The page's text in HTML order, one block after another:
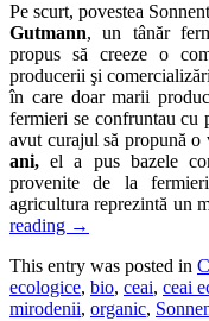
Pe scurt, povestea
Gutmann, un tânăr
propus să creeze o
producerii şi
în care doar marii
fermieri se confruntau cu
avut curajul să propună
ani,el a pus bazele
provenite de la
agricultura reprezintă un
reading →
This entry was posted in
ecologice, bio, ceai, ceai
mirodenii, organic,